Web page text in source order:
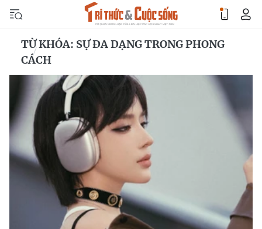
TỪ KHÓA: SỰ ĐA DẠNG TRONG PHONG
CÁCH